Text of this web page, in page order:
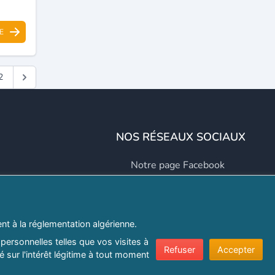
NOS RÉSEAUX SOCIAUX
Notre page Facebook
Notre page Twitter
à la réglementation algérienne.
telles que vos visites à
sur l'intérêt légitime à tout moment
Refuser Accepter